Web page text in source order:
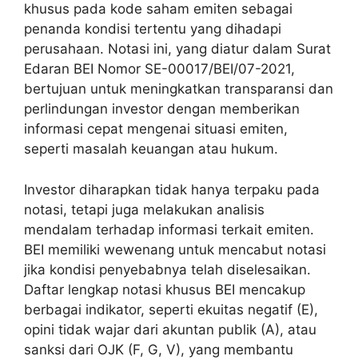
khusus pada kode saham emiten sebagai
penanda kondisi tertentu yang dihadapi
perusahaan. Notasi ini, yang diatur dalam Surat
Edaran BEI Nomor SE-00017/BEI/07-2021,
bertujuan untuk meningkatkan transparansi dan
perlindungan investor dengan memberikan
informasi cepat mengenai situasi emiten,
seperti masalah keuangan atau hukum.
Investor diharapkan tidak hanya terpaku pada
notasi, tetapi juga melakukan analisis
mendalam terhadap informasi terkait emiten.
BEI memiliki wewenang untuk mencabut notasi
jika kondisi penyebabnya telah diselesaikan.
Daftar lengkap notasi khusus BEI mencakup
berbagai indikator, seperti ekuitas negatif (E),
opini tidak wajar dari akuntan publik (A), atau
sanksi dari OJK (F, G, V), yang membantu